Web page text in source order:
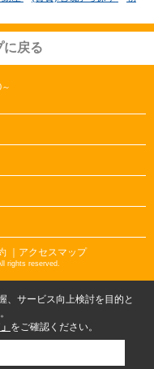
に戻る
｜アクセスマップ
rights reserved.
、サービス向上検討を目的と
をご確認ください。